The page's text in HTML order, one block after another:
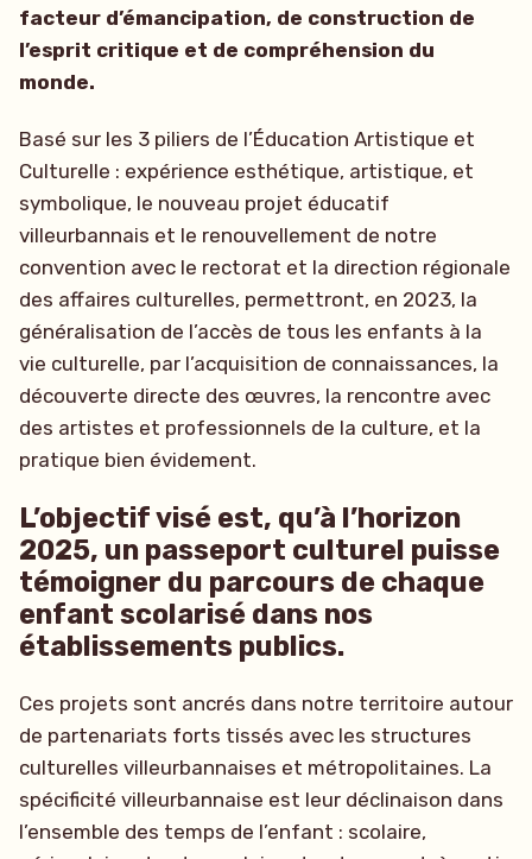
facteur d’émancipation, de construction de
l’esprit critique et de compréhension du
monde.
Basé sur les 3 piliers de l’Éducation Artistique et
Culturelle : expérience esthétique, artistique, et
symbolique, le nouveau projet éducatif
villeurbannais et le renouvellement de notre
convention avec le rectorat et la direction régionale
des affaires culturelles, permettront, en 2023, la
généralisation de l’accès de tous les enfants à la
vie culturelle, par l’acquisition de connaissances, la
découverte directe des œuvres, la rencontre avec
des artistes et professionnels de la culture, et la
pratique bien évidement.
L’objectif visé est, qu’à l’horizon
2025, un passeport culturel puisse
témoigner du parcours de chaque
enfant scolarisé dans nos
établissements publics.
Ces projets sont ancrés dans notre territoire autour
de partenariats forts tissés avec les structures
culturelles villeurbannaises et métropolitaines. La
spécificité villeurbannaise est leur déclinaison dans
l’ensemble des temps de l’enfant : scolaire,